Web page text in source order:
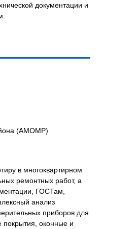
документации и
(АМОМР)
в многоквартирном
ремонтных работ, а
ГОСТам,
анализ
приборов для
покрытия, оконные и